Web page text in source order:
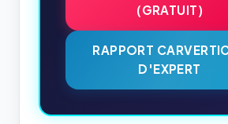
(GRATUIT)
RAPPORT
D'EXPERT